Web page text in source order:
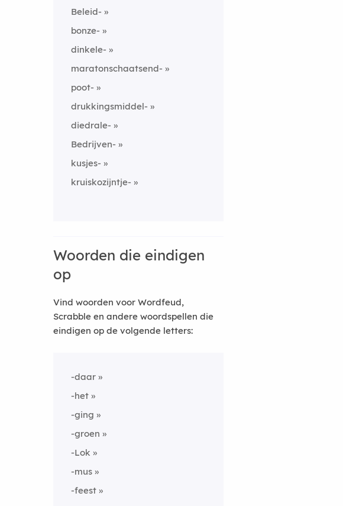
Beleid-
bonze-
dinkele-
maratonschaatsend-
poot-
drukkingsmiddel-
diedrale-
Bedrijven-
kusjes-
kruiskozijntje-
Woorden die eindigen
op
Vind woorden voor Wordfeud,
Scrabble en andere woordspellen die
eindigen op de volgende letters:
-daar
-het
-ging
-groen
-Lok
-mus
-feest